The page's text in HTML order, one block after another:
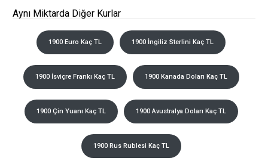
Aynı Miktarda Diğer Kurlar
1900 Euro Kaç TL 1900 İngiliz Sterlini Kaç TL
1900 İsviçre Frankı Kaç TL 1900 Kanada Doları Kaç TL
1900 Çin Yuanı Kaç TL 1900 Avustralya Doları Kaç TL
1900 Rus Rublesi Kaç TL